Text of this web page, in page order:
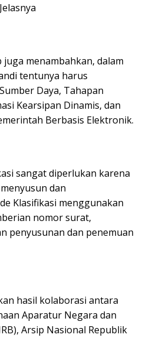
menambahkan, dalam
tentunya harus
Daya, Tahapan
Kearsipan Dinamis, dan
Berbasis Elektronik.
sangat diperlukan karena
dan
Klasifikasi menggunakan
nomor surat,
penyusunan dan penemuan
hasil kolaborasi antara
Aparatur Negara dan
Arsip Nasional Republik